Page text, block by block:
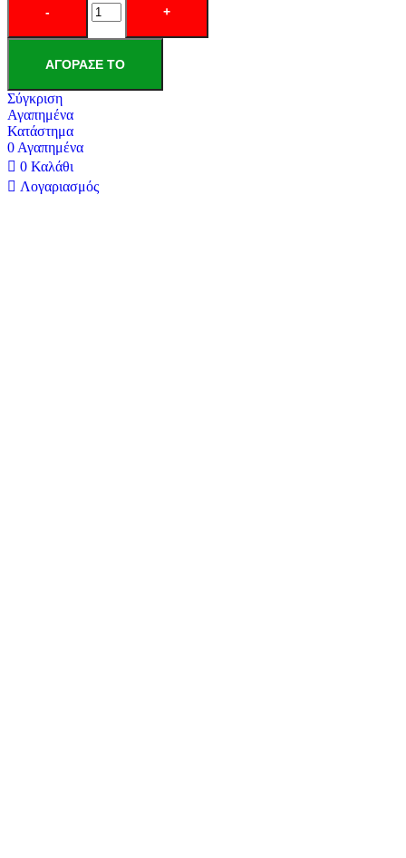
56
TITAN
MEGALH
ποσότητα
ΑΓΌΡΑΣΕ ΤΟ
Σύγκριση
Αγαπημένα
Κατάστημα
0Αγαπημένα
0 Καλάθι
Λογαριασμός